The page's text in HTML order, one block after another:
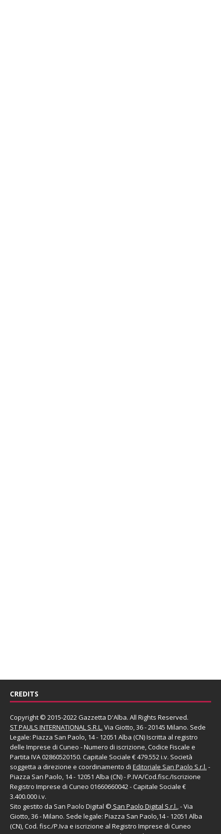
CREDITS
Copyright © 2015-2022 Gazzetta D'Alba. All Rights Reserved.
ST PAULS INTERNATIONAL S.R.L. Via Giotto, 36 - 20145 Milano. Sede
Legale: Piazza San Paolo, 14 - 12051 Alba (CN) Iscritta al registro
delle Imprese di Cuneo - Numero di iscrizione, Codice Fiscale e
Partita IVA 02860520150. Capitale Sociale € 479.552 i.v. Società
soggetta a direzione e coordinamento di Editoriale San Paolo S.r.l. -
Piazza San Paolo, 14 - 12051 Alba (CN) - P.IVA/Cod.fisc./Iscrizione
Registro Imprese di Cuneo 01660660042 - Capitale Sociale €
3.400.000 i.v.
Sito gestito da San Paolo Digital © San Paolo Digital S.r.l., - Via
Giotto, 36 - Milano. Sede legale: Piazza San Paolo,14 - 12051 Alba
(CN), Cod. fisc./P.Iva e iscrizione al Registro Imprese di Cuneo